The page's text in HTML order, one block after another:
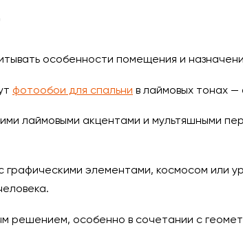
особенности помещения и
фотообои для спальни в лаймовых тонах —
лаймовыми акцентами и мультяшными
графическими элементами, космосом или
решением, особенно в сочетании с